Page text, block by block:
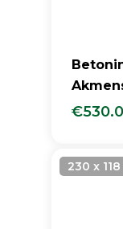
€
230 x